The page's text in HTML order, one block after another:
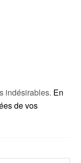
indésirables. En
de vos